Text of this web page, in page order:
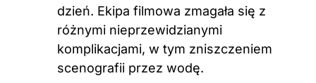
dzień. Ekipa filmowa zmagała się z
różnymi nieprzewidzianymi
komplikacjami, w tym zniszczeniem
scenografii przez wodę.